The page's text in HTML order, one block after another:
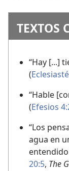
TEXTOS
“Hay [...]
(
“Hable
(Efesios
“Los
agua en
20:5, The